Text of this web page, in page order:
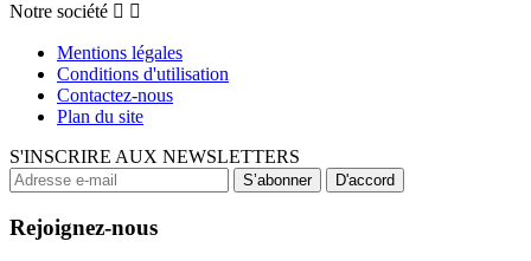
Notre société  
Mentions légales
Conditions d'utilisation
Contactez-nous
Plan du site
S'INSCRIRE AUX NEWSLETTERS
Rejoignez-nous